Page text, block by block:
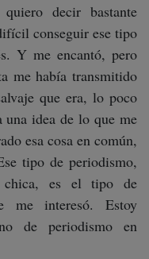
decir bastante
conseguir ese tipo
Y me encantó, pero
me había transmitido
que era, lo poco
una idea de lo que me
esa cosa en común,
tipo de periodismo,
es el tipo de
me interesó. Estoy
de periodismo en